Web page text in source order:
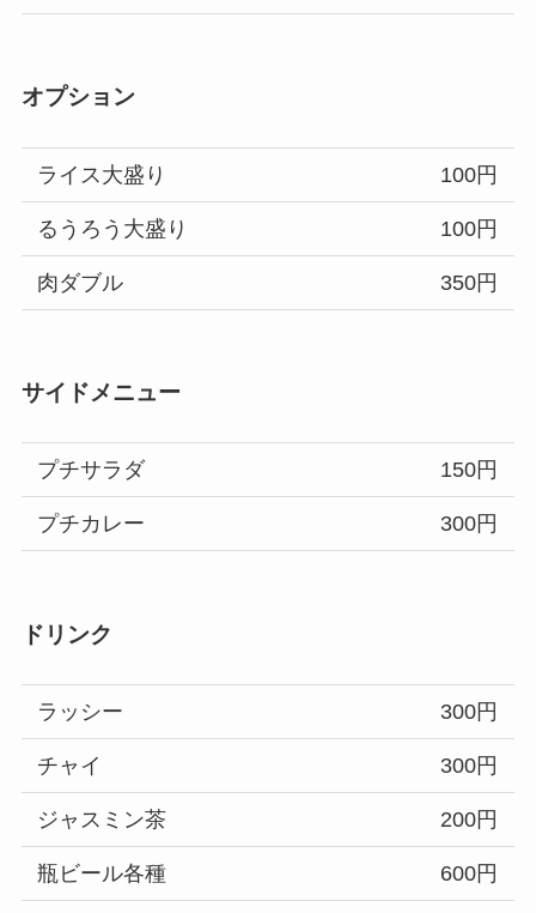
オプション
ライス大盛り 100円
るうろう大盛り 100円
肉ダブル 350円
サイドメニュー
プチサラダ 150円
プチカレー 300円
ドリンク
ラッシー 300円
チャイ 300円
ジャスミン茶 200円
瓶ビール各種 600円